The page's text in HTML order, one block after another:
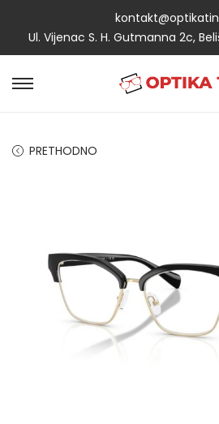
Ul. Vijenac S. H. Gutmanna 2c,
PRETHODNO